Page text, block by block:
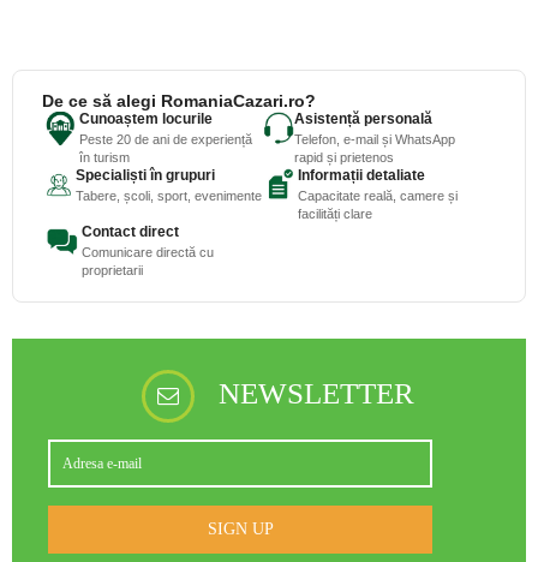
De ce să alegi RomaniaCazari.ro?
Cunoaștem locurile
Peste 20 de ani de experiență
în turism
Asistență personală
Telefon, e-mail și WhatsApp
rapid și prietenos
Specialiști în grupuri
Tabere, școli, sport, evenimente
Informații detaliate
Capacitate reală, camere și
facilități clare
Contact direct
Comunicare directă cu
proprietarii
NEWSLETTER
SIGN UP